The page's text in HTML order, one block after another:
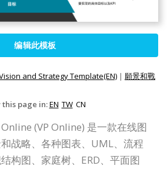
编辑此模板
and Strategy Template(EN) | 願景和戰
this page in:EN TW CN
(VP Online) 是一款在线图
战略、各种图表、UML、流程
构图、家庭树、ERD、平面图